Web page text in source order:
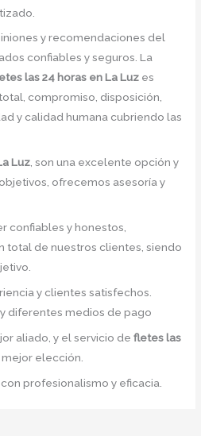
y recomendaciones del
confiables y seguros. La
las 24 horas en La Luz es
compromiso, disposición,
y calidad humana cubriendo las
Luz, son una excelente opción y
ofrecemos asesoría y
confiables y honestos,
total de nuestros clientes, siendo
y clientes satisfechos.
diferentes medios de pago
aliado, y el servicio defletes las
mejor elección.
profesionalismo y eficacia.